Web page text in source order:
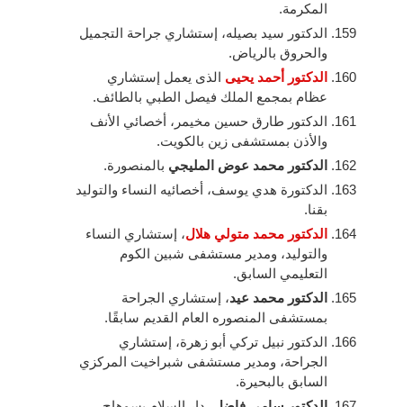
المكرمة.
الدكتور سيد بصيله، إستشاري جراحة التجميل
والحروق بالرياض.
الدكتور أحمد يحيى الذى يعمل إستشاري
عظام بمجمع الملك فيصل الطبي بالطائف.
الدكتور طارق حسين مخيمر، أخصائي الأنف
والأذن بمستشفى زين بالكويت.
الدكتور محمد عوض المليجي بالمنصورة.
الدكتورة هدي يوسف، أخصائيه النساء والتوليد
بقنا.
الدكتور محمد متولي هلال، إستشاري النساء
والتوليد، ومدير مستشفى شبين الكوم
التعليمي السابق.
الدكتور محمد عيد، إستشاري الجراحة
بمستشفى المنصوره العام القديم سابقًا.
الدكتور نبيل تركي أبو زهرة، إستشاري
الجراحة، ومدير مستشفى شبراخيت المركزي
السابق بالبحيرة.